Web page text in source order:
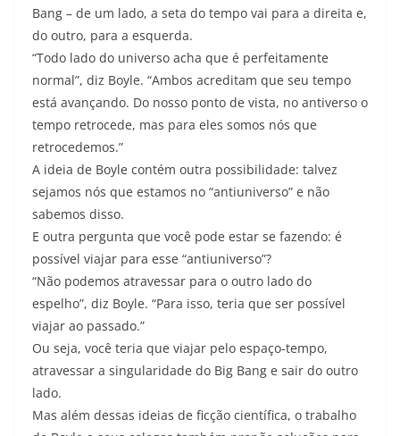
Bang – de um lado, a seta do tempo vai para a direita e,
do outro, para a esquerda.
“Todo lado do universo acha que é perfeitamente
normal”, diz Boyle. “Ambos acreditam que seu tempo
está avançando. Do nosso ponto de vista, no antiverso o
tempo retrocede, mas para eles somos nós que
retrocedemos.”
A ideia de Boyle contém outra possibilidade: talvez
sejamos nós que estamos no “antiuniverso” e não
sabemos disso.
E outra pergunta que você pode estar se fazendo: é
possível viajar para esse “antiuniverso”?
“Não podemos atravessar para o outro lado do
espelho”, diz Boyle. “Para isso, teria que ser possível
viajar ao passado.”
Ou seja, você teria que viajar pelo espaço-tempo,
atravessar a singularidade do Big Bang e sair do outro
lado.
Mas além dessas ideias de ficção científica, o trabalho